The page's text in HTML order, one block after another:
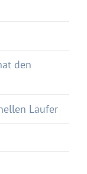
den
Läufer